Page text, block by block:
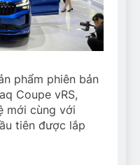
phẩm phiên bản
Coupe vRS,
mới cùng với
tiên được lắp